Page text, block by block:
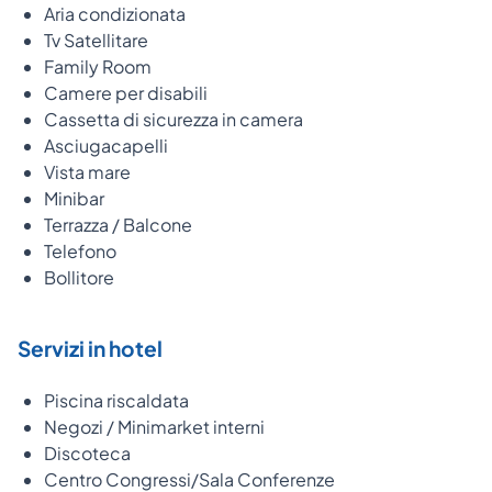
Aria condizionata
Tv Satellitare
Family Room
Camere per disabili
Cassetta di sicurezza in camera
Asciugacapelli
Vista mare
Minibar
Terrazza / Balcone
Telefono
Bollitore
Servizi in hotel
Piscina riscaldata
Negozi / Minimarket interni
Discoteca
Centro Congressi/Sala Conferenze